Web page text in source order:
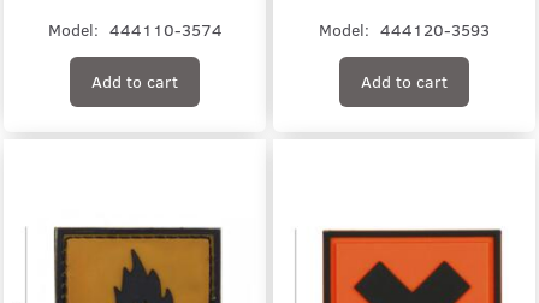
Model: 444110-3574
Add to cart
Model: 444120-3593
Add to cart